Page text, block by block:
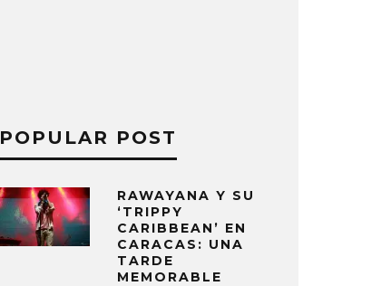
POPULAR POST
RAWAYANA Y SU
‘TRIPPY
CARIBBEAN’ EN
CARACAS: UNA
TARDE
MEMORABLE